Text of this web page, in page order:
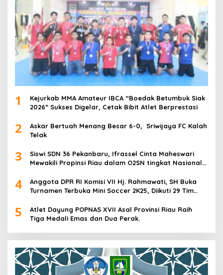
1
Kejurkab MMA Amateur IBCA “Boedak Betumbuk Siak
2026” Sukses Digelar, Cetak Bibit Atlet Berprestasi
2
Askar Bertuah Menang Besar 6-0, Sriwijaya FC Kalah
Telak
3
Siswi SDN 36 Pekanbaru, Ifrassel Cinta Maheswari
Mewakili Propinsi Riau dalam O2SN tingkat Nasional
4
Anggota DPR RI Komisi VII Hj. Rahmawati, SH Buka
Turnamen Terbuka Mini Soccer 2K25, Diikuti 29 Tim
5
Atlet Dayung POPNAS XVII Asal Provinsi Riau Raih
Tiga Medali Emas dan Dua Perak.